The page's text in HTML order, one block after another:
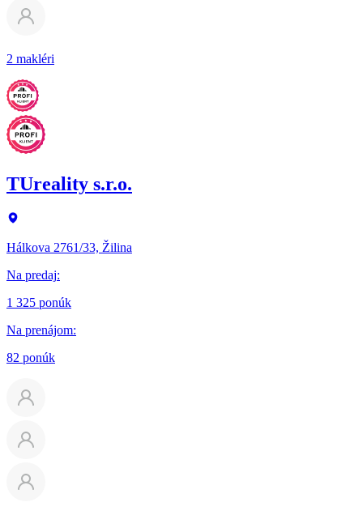
2 makléri
TUreality s.r.o.
Hálkova 2761/33, Žilina
Na predaj:
1 325 ponúk
Na prenájom:
82 ponúk